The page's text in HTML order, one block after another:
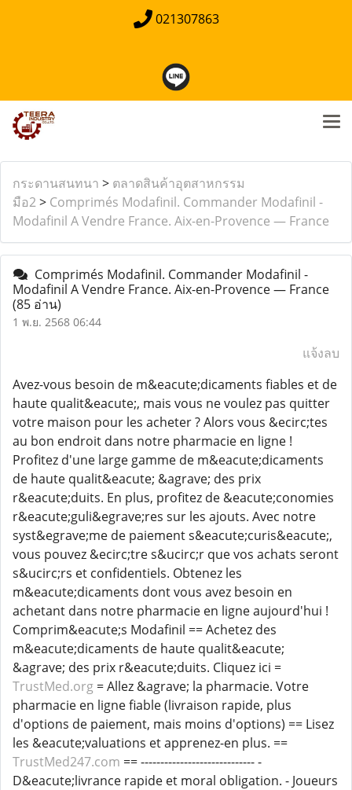
021307863
กระดานสนทนา > ตลาดสินค้าอุตสาหกรรม
มือ2> Comprimés Modafinil. Commander Modafinil -
Modafinil A Vendre France. Aix-en-Provence — France
Comprimés Modafinil. Commander Modafinil -
Modafinil A Vendre France. Aix-en-Provence — France
(85 อ่าน)
1 พ.ย. 2568 06:44
แจ้งลบ
Avez-vous besoin de m&eacute;dicaments fiables et de
haute qualit&eacute;, mais vous ne voulez pas quitter
votre maison pour les acheter ? Alors vous &ecirc;tes
au bon endroit dans notre pharmacie en ligne !
Profitez d'une large gamme de m&eacute;dicaments
de haute qualit&eacute; &agrave; des prix
r&eacute;duits. En plus, profitez de &eacute;conomies
r&eacute;guli&egrave;res sur les ajouts. Avec notre
syst&egrave;me de paiement s&eacute;curis&eacute;,
vous pouvez &ecirc;tre s&ucirc;r que vos achats seront
s&ucirc;rs et confidentiels. Obtenez les
m&eacute;dicaments dont vous avez besoin en
achetant dans notre pharmacie en ligne aujourd'hui !
Comprim&eacute;s Modafinil == Achetez des
m&eacute;dicaments de haute qualit&eacute;
&agrave; des prix r&eacute;duits. Cliquez ici =
TrustMed.org = Allez &agrave; la pharmacie. Votre
pharmacie en ligne fiable (livraison rapide, plus
d'options de paiement, mais moins d'options) == Lisez
les &eacute;valuations et apprenez-en plus. ==
TrustMed247.com == ----------------------------- -
D&eacute;livrance rapide et moral obligation. - Joueurs